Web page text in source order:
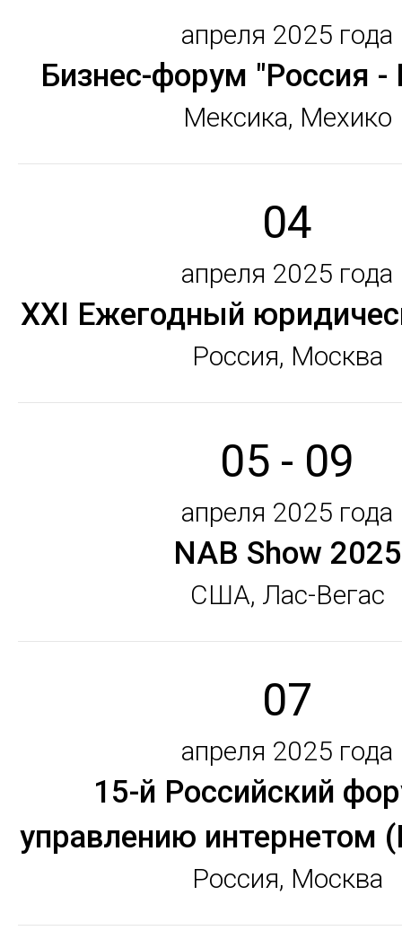
апреля 2025 года
Бизнес-форум "Россия -
Мексика, Мехико
04
апреля 2025 года
XXI Ежегодный
Россия, Москва
05 - 09
апреля 2025 года
NAB Show 2025
США, Лас-Вегас
07
апреля 2025 года
15-й Российский
управлению интернетом
Россия, Москва